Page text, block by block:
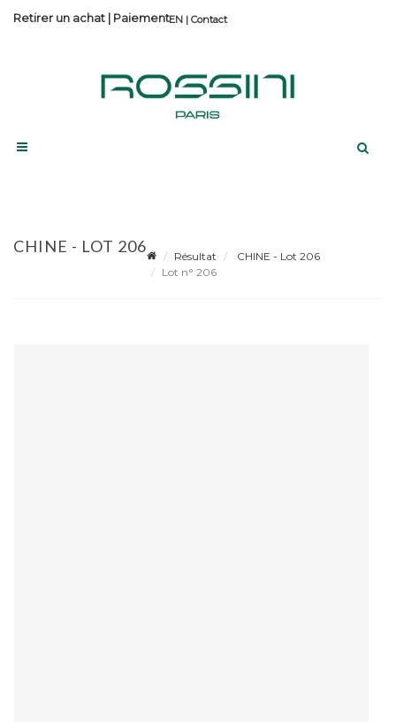
Contact
Retirer un achat | Paiement
CHINE - LOT 206
Résultat
CHINE - Lot 206
Lot n° 206